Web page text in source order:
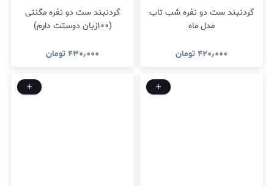
گردنبند ست دو نفره شب تاب
مدل ماه
۴۲۰٫۰۰۰ تومان
گردنبند ست دو نفره مگنتی
(۱۰۰زبان دوستت دارم)
۴۳۰٫۰۰۰ تومان